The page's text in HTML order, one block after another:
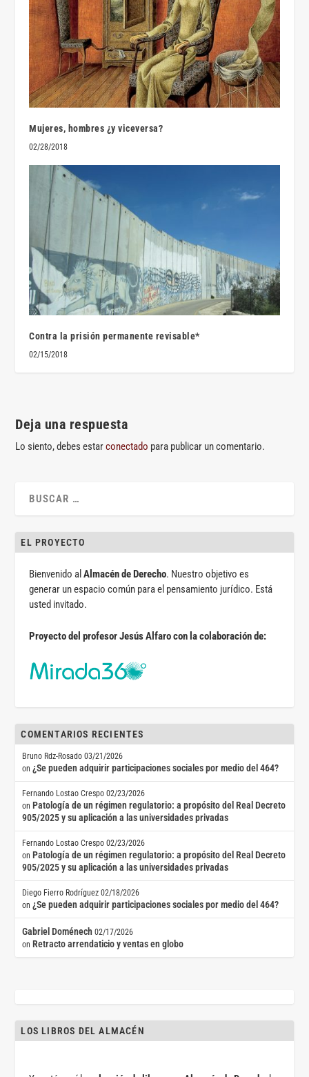
Mujeres, hombres ¿y viceversa?
02/28/2018
Contra la prisión permanente revisable*
02/15/2018
Deja una respuesta
Lo siento, debes estarconectado para publicar un comentario.
EL PROYECTO
Bienvenido alAlmacén de Derecho. Nuestro objetivo es
generar un espacio común para el pensamiento jurídico. Está
usted invitado.
Proyecto del profesor Jesús Alfaro con la colaboración de:
COMENTARIOS RECIENTES
Bruno Rdz-Rosado 03/21/2026
on¿Se pueden adquirir participaciones sociales por medio del 464?
Fernando Lostao Crespo 02/23/2026
on Patología de un régimen regulatorio: a propósito del Real Decreto
905/2025 y su aplicación a las universidades privadas
Fernando Lostao Crespo 02/23/2026
on Patología de un régimen regulatorio: a propósito del Real Decreto
905/2025 y su aplicación a las universidades privadas
Diego Fierro Rodríguez 02/18/2026
on¿Se pueden adquirir participaciones sociales por medio del 464?
Gabriel Doménech 02/17/2026
on Retracto arrendaticio y ventas en globo
LOS LIBROS DEL ALMACÉN